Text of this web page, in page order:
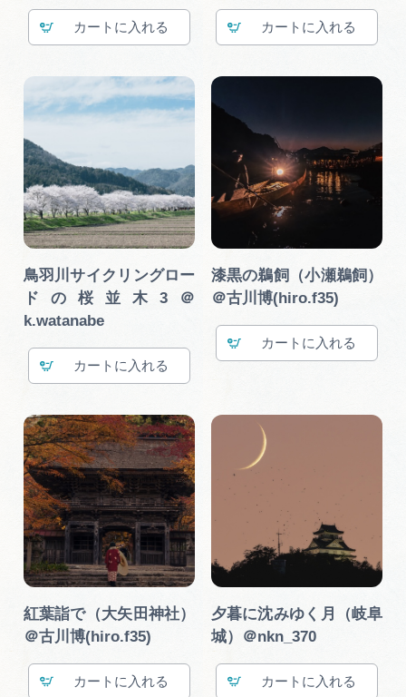
カート カート
鳥羽川サイクリングロー
ドの桜並木3＠
k.watanabe
カート
漆黒の鵜飼（小瀬鵜飼）
＠古川博(hiro.f35)
カート
紅葉詣で（大矢田神社）
＠古川博(hiro.f35)
カート
夕暮に沈みゆく月（岐阜
城）＠nkn_370
カート